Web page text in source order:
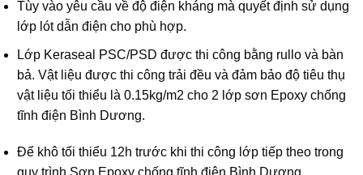
Tùy vào yêu cầu về độ điện kháng mà quyết định sử dụng
lớp lót dẫn điện cho phù hợp.
Lớp Keraseal PSC/PSD được thi công bằng rullo và bàn
bả. Vật liệu được thi công trải đều và đảm bảo độ tiêu thụ
vật liệu tối thiểu là 0.15kg/m2 cho 2 lớp sơn Epoxy chống
tĩnh điện Bình Dương.
Để khô tối thiểu 12h trước khi thi công lớp tiếp theo trong